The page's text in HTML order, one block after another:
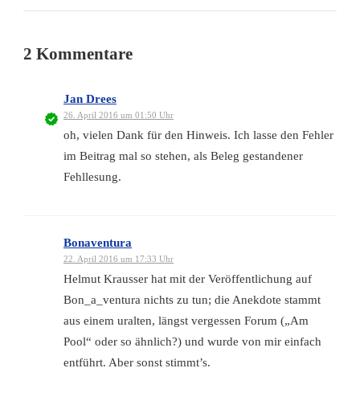
2 Kommentare
Jan Drees
26. April 2016 um 01:50 Uhr
oh, vielen Dank für den Hinweis. Ich lasse den Fehler
im Beitrag mal so stehen, als Beleg gestandener
Fehllesung.
Bonaventura
22. April 2016 um 17:33 Uhr
Helmut Krausser hat mit der Veröffentlichung auf
Bon_a_ventura nichts zu tun; die Anekdote stammt
aus einem uralten, längst vergessen Forum („Am
Pool“ oder so ähnlich?) und wurde von mir einfach
entführt. Aber sonst stimmt’s.